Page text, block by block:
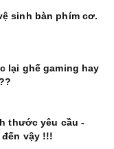
sinh bàn phím cơ.
lại ghế gaming hay
thước yêu cầu -
vậy !!!